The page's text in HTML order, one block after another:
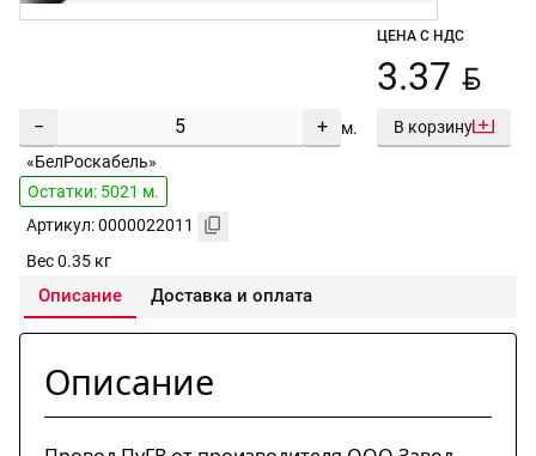
− + м.
ЦЕНА С НДС
3.37 BYN
В корзину
«БелРоскабель»
Остатки: 5021 м.
Артикул: 0000022011
Вес 0.35 кг
Описание Доставка и оплата
Описание